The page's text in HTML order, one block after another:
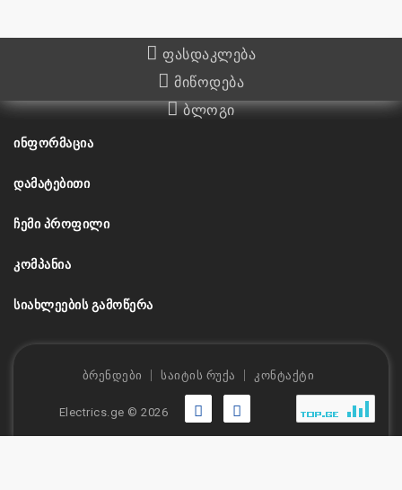
ფასდაკლება
მიწოდება
ბლოგი
ᲘᲜᲤᲝᲠᲛᲐᲪᲘᲐ
ᲓᲐᲛᲐᲢᲔᲑᲘᲗᲘ
ᲩᲔᲛᲘ ᲞᲠᲝᲤᲘᲚᲘ
ᲙᲝᲛᲞᲐᲜᲘᲐ
ᲡᲘᲐᲮᲚᲔᲔᲑᲘᲡ ᲒᲐᲛᲝᲬᲔᲠᲐ
ბრენდები საიტის რუქა კონტაქტი
Electrics.ge © 2026